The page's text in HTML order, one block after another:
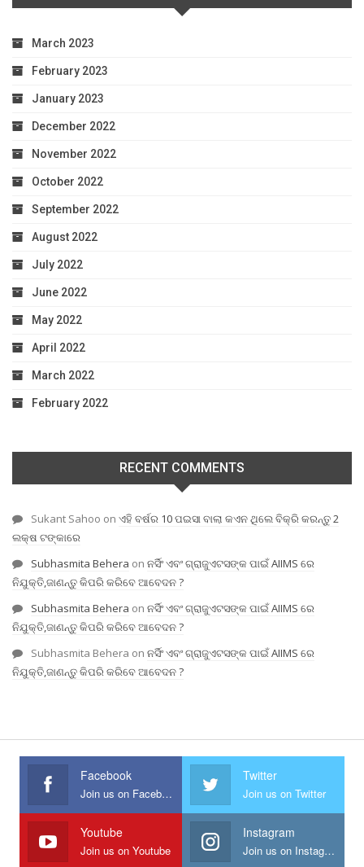
March 2023
February 2023
January 2023
December 2022
November 2022
October 2022
September 2022
August 2022
July 2022
June 2022
May 2022
April 2022
March 2022
February 2022
RECENT COMMENTS
Sukant Sahoo on ଏହି ବର୍ଷର 10 ପଇସା ବାଲା କଏନ ଥିଲେ ବିକ୍ରି କରନ୍ତୁ 2
ଲକ୍ଷ ଟଙ୍କାରେ
Subhasmita Behera on ନର୍ସିଂ ଏବଂ ଗ୍ରାଜୁଏଟସଙ୍କ ପାଇଁ AIIMS ରେ
ନିଯୁକ୍ତି,ଜାଣନ୍ତୁ କିପରି କରିବେ ଆବେଦନ ?
Subhasmita Behera on ନର୍ସିଂ ଏବଂ ଗ୍ରାଜୁଏଟସଙ୍କ ପାଇଁ AIIMS ରେ
ନିଯୁକ୍ତି,ଜାଣନ୍ତୁ କିପରି କରିବେ ଆବେଦନ ?
Subhasmita Behera on ନର୍ସିଂ ଏବଂ ଗ୍ରାଜୁଏଟସଙ୍କ ପାଇଁ AIIMS ରେ
ନିଯୁକ୍ତି,ଜାଣନ୍ତୁ କିପରି କରିବେ ଆବେଦନ ?
Facebook
Join us on Facebook
Twitter
Join us on Twitter
Youtube
Join us on Youtube
Instagram
Join us on Instagram